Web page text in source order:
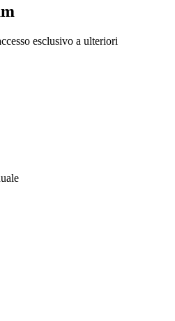
esclusivo a ulteriori